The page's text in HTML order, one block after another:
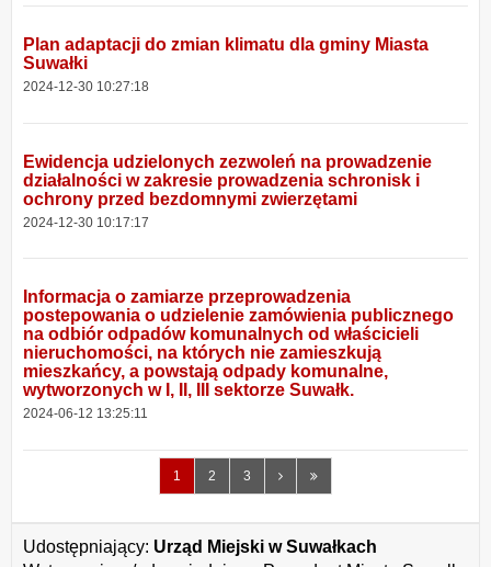
Plan adaptacji do zmian klimatu dla gminy Miasta
Suwałki
2024-12-30 10:27:18
Ewidencja udzielonych zezwoleń na prowadzenie
działalności w zakresie prowadzenia schronisk i
ochrony przed bezdomnymi zwierzętami
2024-12-30 10:17:17
Informacja o zamiarze przeprowadzenia
postepowania o udzielenie zamówienia publicznego
na odbiór odpadów komunalnych od właścicieli
nieruchomości, na których nie zamieszkują
mieszkańcy, a powstają odpady komunalne,
wytworzonych w I, II, III sektorze Suwałk.
2024-06-12 13:25:11
1 2 3
NastępnaOstatnia
Udostępniający: Urząd Miejski w Suwałkach